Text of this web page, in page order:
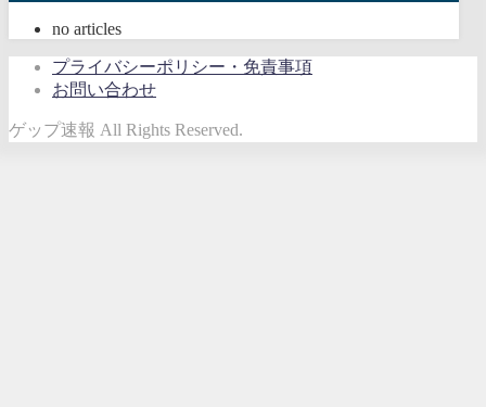
no articles
プライバシーポリシー・免責事項
お問い合わせ
ゲップ速報 All Rights Reserved.